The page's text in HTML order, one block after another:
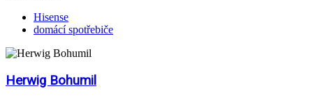
Hisense
domácí spotřebiče
Herwig Bohumil